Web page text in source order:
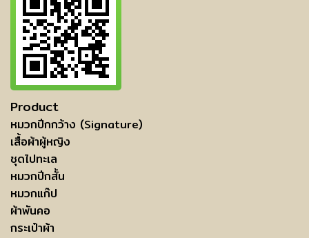
Product
หมวกปีกกว้าง (Signature)
เสื้อผ้าผู้หญิง
ชุดไปทะเล
หมวกปีกสั้น
หมวกแก๊ป
ผ้าพันคอ
กระเป๋าผ้า